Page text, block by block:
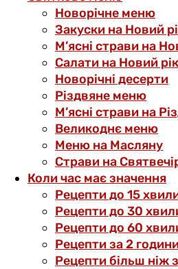
Новорічне меню
Закуски на Новий
М’ясні страви на
Салати на Новий рік
Новорічні десерти
Різдвяне меню
М’ясні страви на
Великоднє меню
Меню на Масляну
Страви на
Коли час має значення
Рецепти до 15
Рецепти до 30
Рецепти до 60
Рецепти за 2
Рецепти більш ніж